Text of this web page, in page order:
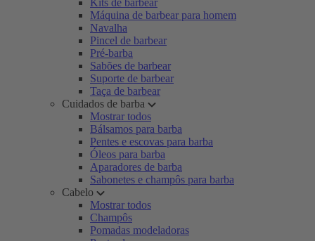
Kits de barbear
Máquina de barbear para homem
Navalha
Pincel de barbear
Pré-barba
Sabões de barbear
Suporte de barbear
Taça de barbear
Cuidados de barba
Mostrar todos
Bálsamos para barba
Pentes e escovas para barba
Óleos para barba
Aparadores de barba
Sabonetes e champôs para barba
Cabelo
Mostrar todos
Champôs
Pomadas modeladoras